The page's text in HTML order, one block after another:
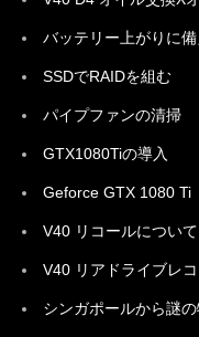
バッテリー上がりに
SSDでRAIDを組む
パイプファンの清掃
GTX1080Tiの導入
Geforce GTX 1080 Ti
V40 リコールについて
V40 リアドライブレ
シンガポールから謎